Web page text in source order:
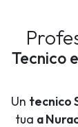
Tecnico
Un tecnico
tua a